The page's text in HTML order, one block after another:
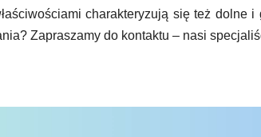
charakteryzują się też dolnei
Zapraszamy do kontaktu – nasi